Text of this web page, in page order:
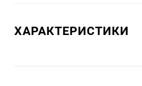
ХАРАКТЕРИСТИКИ